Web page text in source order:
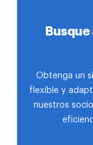
Obtenga un
flexible y
nuestros